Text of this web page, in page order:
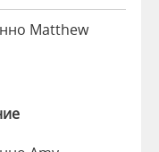
Matthew